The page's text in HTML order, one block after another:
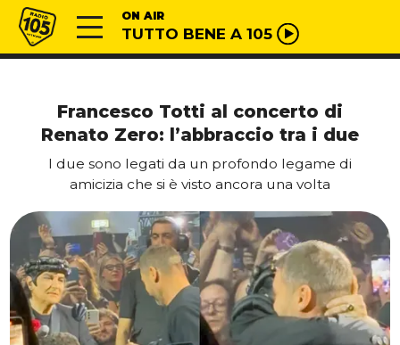
Vai al contenuto
Radio 105 ON AIR
TUTTO BENE A 105
Francesco Totti al concerto di
Renato Zero: l’abbraccio tra i due
I due sono legati da un profondo legame di
amicizia che si è visto ancora una volta